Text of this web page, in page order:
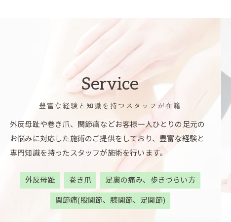
Service
豊富な経験と知識を持つスタッフが在籍
外反母趾や巻き爪、関節痛などお客様一人ひとりの足元の
お悩みに対応した施術のご提供をしており、豊富な経験と
専門知識を持ったスタッフが施術を行います。
外反母趾 巻き爪 足裏の痛み、歩きづらい方
関節痛(股関節、膝関節、足関節)